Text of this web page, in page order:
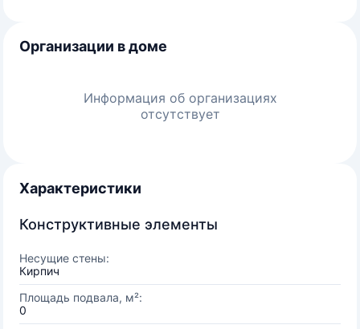
Организации в доме
Информация об организациях
отсутствует
Характеристики
Конструктивные элементы
Несущие стены:
Кирпич
Площадь подвала, м²:
0